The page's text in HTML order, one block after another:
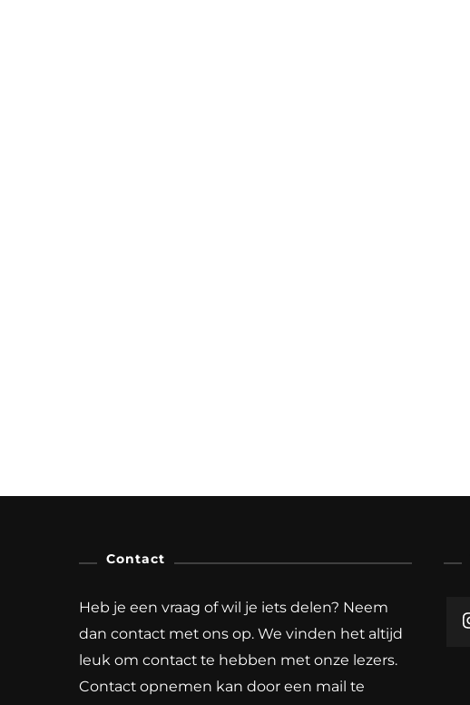
Contact
Heb je een vraag of wil je iets delen? Neem
dan contact met ons op. We vinden het altijd
leuk om contact te hebben met onze lezers.
Contact opnemen kan door een mail te